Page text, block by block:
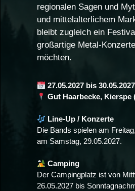
regionalen Sagen und
und mittelalterlichem
bleibt zugleich ein
großartige Metal-
möchten.
27.05.2027 bis 30.05.2027
Gut Haarbecke, Kierspe
Line-Up / Konzerte
Die Bands spielen am
am Samstag, 29.05.2027.
Camping
Der Campingplatz ist von
26.05.2027 bis